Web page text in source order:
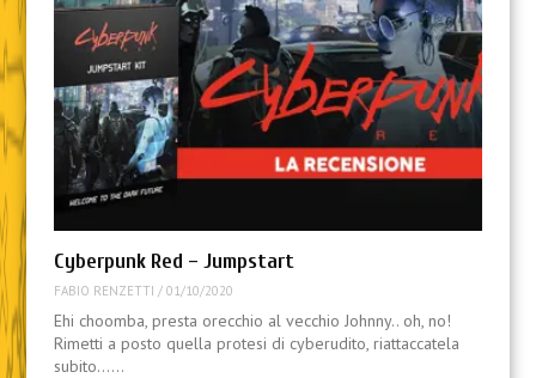
Cyberpunk Red – Jumpstart
FABIO RENZETTI / 01/10/2020
Ehi choomba, presta orecchio al vecchio Johnny.. oh, no!
Rimetti a posto quella protesi di cyberudito, riattaccatela
subito……